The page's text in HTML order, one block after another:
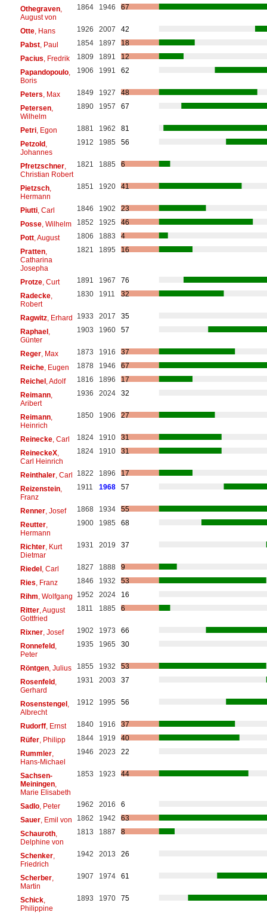
Othegraven,
August von
1864 1946 67
Otte, Hans 1926 2007
42
Pabst, Paul 1854 1897
18
Pacius , Fredrik 1809 1891
12
Papandopoulo,
Boris
1906 1991 62
Peters , Max 1849 1927
48
Petersen,
Wilhelm
1890 1957 67
Petri, Egon 1881 1962
81
Petzold,
Johannes
1912 1985 56
Pfretzschner,
Christian Robert
1821 1885 6
Pietzsch,
Hermann
1851 1920 41
Piutti, Carl 1846 1902
23
Posse, Wilhelm 1852 1925
46
Pott, August 1806 1883
4
Pratten,
Catharina
Josepha
1821 1895 16
Protze, Curt 1891 1967
76
Radecke,
Robert
1830 1911 32
Ragwitz, Erhard 1933 2017
35
Raphael,
Günter
1903 1960 57
Reger, Max 1873 1916
37
Reiche, Eugen 1878 1946
67
Reichel, Adolf 1816 1896
17
Reimann,
Aribert
1936 2024 32
Reimann,
Heinrich
1850 1906 27
Reinecke, Carl 1824 1910
31
ReineckeX,
Carl Heinrich
1824 1910 31
Reinthaler, Carl 1822 1896
17
Reizenstein,
Franz
1911 1968 57
Renner, Josef 1868 1934
55
Reutter,
Hermann
1900 1985 68
Richter, Kurt
Dietmar
1931 2019 37
Riedel, Carl 1827 1888
9
Ries , Franz 1846 1932
53
Rihm , Wolfgang 1952 2024
16
Ritter, August
Gottfried
1811 1885 6
Rixner, Josef 1902 1973
66
Ronnefeld,
Peter
1935 1965 30
Röntgen, Julius 1855 1932
53
Rosenfeld,
Gerhard
1931 2003 37
Rosenstengel,
Albrecht
1912 1995 56
Rudorff, Ernst 1840 1916
37
Rüfer, Philipp 1844 1919
40
Rummler,
Hans-Michael
1946 2023 22
Sachsen-
Meiningen,
Marie Elisabeth
1853 1923 44
Sadlo, Peter 1962 2016
6
Sauer, Emil von 1862 1942
63
Schauroth,
Delphine von
1813 1887 8
Schenker,
Friedrich
1942 2013 26
Scherber,
Martin
1907 1974 61
Schick,
Philippine
1893 1970 75